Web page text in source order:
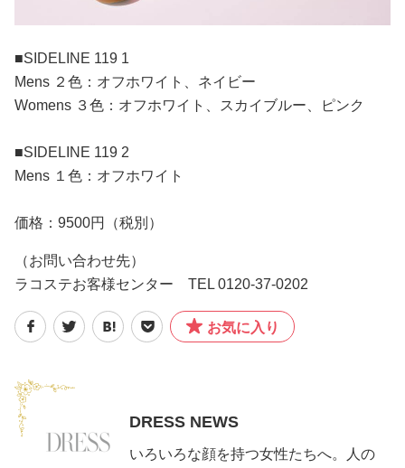
■SIDELINE 119 1
Mens ２色：オフホワイト、ネイビー
Womens ３色：オフホワイト、スカイブルー、ピンク
■SIDELINE 119 2
Mens １色：オフホワイト
価格：9500円（税別）
（お問い合わせ先）
ラコステお客様センター TEL 0120-37-0202
お気に入り
DRESS NEWS
いろいろな顔を持つ女性たちへ。人の